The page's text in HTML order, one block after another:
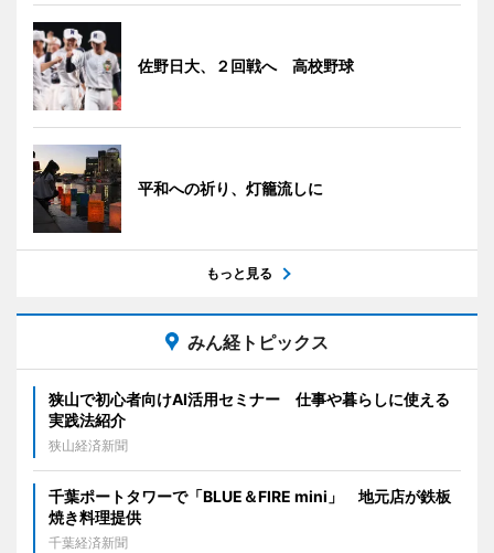
佐野日大、２回戦へ 高校野球
平和への祈り、灯籠流しに
もっと見る
みん経トピックス
狭山で初心者向けAI活用セミナー 仕事や暮らしに使える
実践法紹介
狭山経済新聞
千葉ポートタワーで「BLUE＆FIRE mini」 地元店が鉄板
焼き料理提供
千葉経済新聞